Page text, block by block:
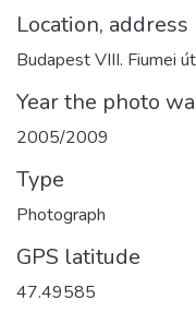
Location, address
Budapest VIII. Fiumei
Year the photo
2005/2009
Type
Photograph
GPS latitude
47.49585